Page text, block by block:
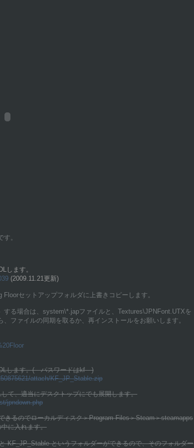
。
します。
(2009.11.21更新)
セットアップフォルダに上書きコピーします。
る場合は、system\*.japファイルと、Textures\JPNFont.UTXを
ファイルの同期を取るか、再インストールをお願いします。
します。( パスワードはkf )
attach/KF_JP_Stable.zip
て、適当にデスクトップにでも展開します。
jpndown.php
るのでローカルディスク＞Program Files＞Steam＞steamapps
に入れます。
KF_JP_Stable というフォルダーができるので、そのフォルダー